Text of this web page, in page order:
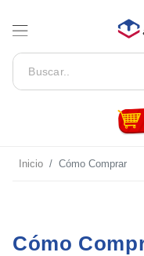
Inicio Cómo Comprar
Cómo